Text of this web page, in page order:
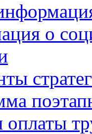
о
оплаты